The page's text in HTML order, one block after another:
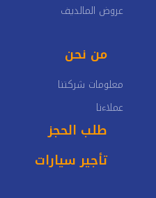
عروض المالديف
من نحن
معلومات شركتنا
عملاءنا
طلب الحجز
تأجير سيارات